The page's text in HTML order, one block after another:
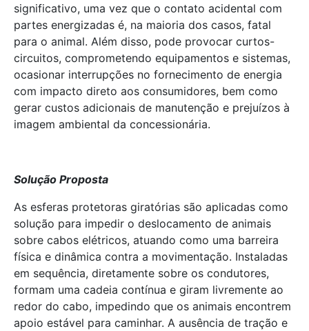
significativo, uma vez que o contato acidental com
partes energizadas é, na maioria dos casos, fatal
para o animal. Além disso, pode provocar curtos-
circuitos, comprometendo equipamentos e sistemas,
ocasionar interrupções no fornecimento de energia
com impacto direto aos consumidores, bem como
gerar custos adicionais de manutenção e prejuízos à
imagem ambiental da concessionária.
Solução Proposta
As esferas protetoras giratórias são aplicadas como
solução para impedir o deslocamento de animais
sobre cabos elétricos, atuando como uma barreira
física e dinâmica contra a movimentação. Instaladas
em sequência, diretamente sobre os condutores,
formam uma cadeia contínua e giram livremente ao
redor do cabo, impedindo que os animais encontrem
apoio estável para caminhar. A ausência de tração e